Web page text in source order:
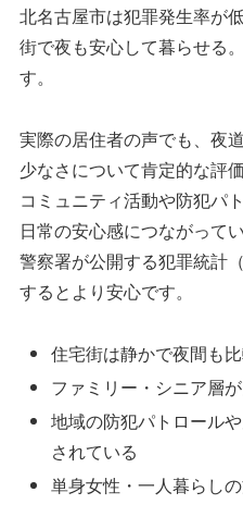
北名古屋市は犯罪発生率が
街で夜も安心して暮らせる
す。
実際の居住者の声でも、夜
少なさについて肯定的な評
コミュニティ活動や防犯パ
日常の安心感につながって
警察署が公開する犯罪統計
するとより安心です。
住宅街は静かで夜間も
ファミリー・シニア層
地域の防犯パトロール
されている
単身女性・一人暮らし